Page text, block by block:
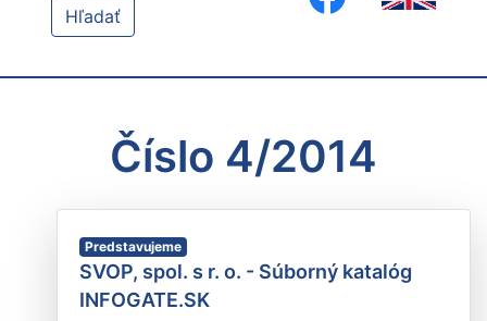
Hľadať
Číslo 4/2014
Predstavujeme
SVOP, spol. s r. o. - Súborný katalóg
INFOGATE.SK